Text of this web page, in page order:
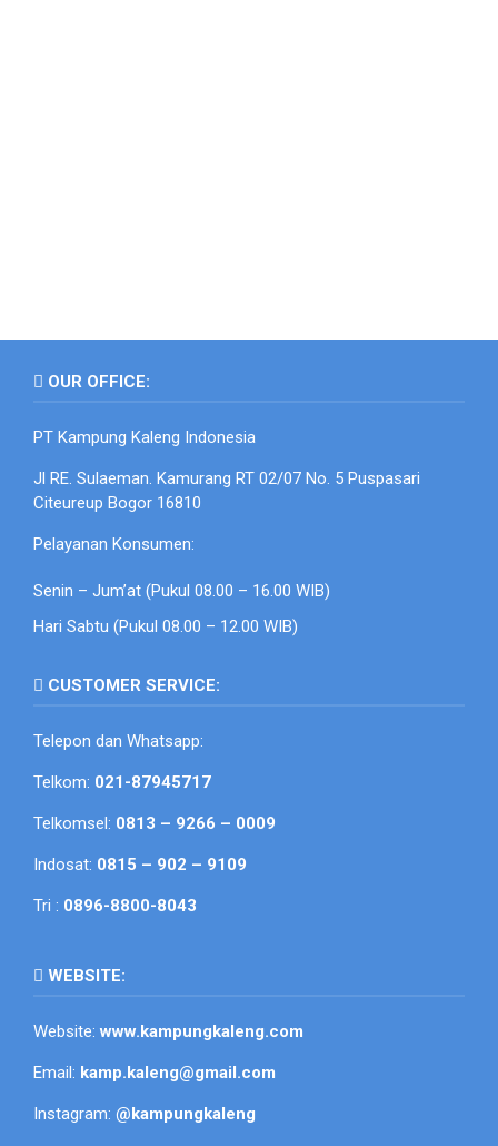
OUR OFFICE:
PT Kampung Kaleng Indonesia
Jl RE. Sulaeman. Kamurang RT 02/07 No. 5 Puspasari
Citeureup Bogor 16810
Pelayanan Konsumen:
Senin – Jum’at (Pukul 08.00 – 16.00 WIB)
Hari Sabtu (Pukul 08.00 – 12.00 WIB)
CUSTOMER SERVICE:
Telepon dan Whatsapp:
Telkom: 021-87945717
Telkomsel: 0813 – 9266 – 0009
Indosat: 0815 – 902 – 9109
Tri : 0896-8800-8043
WEBSITE:
Website:www.kampungkaleng.com
Email: kamp.kaleng@gmail.com
Instagram: @kampungkaleng